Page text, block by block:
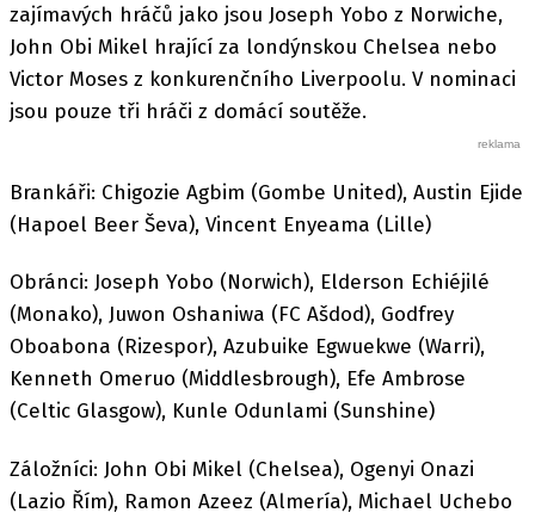
zajímavých hráčů jako jsou Joseph Yobo z Norwiche,
John Obi Mikel hrající za londýnskou Chelsea nebo
Victor Moses z konkurenčního Liverpoolu. V nominaci
jsou pouze tři hráči z domácí soutěže.
Brankáři: Chigozie Agbim (Gombe United), Austin Ejide
(Hapoel Beer Ševa), Vincent Enyeama (Lille)
Obránci: Joseph Yobo (Norwich), Elderson Echiéjilé
(Monako), Juwon Oshaniwa (FC Ašdod), Godfrey
Oboabona (Rizespor), Azubuike Egwuekwe (Warri),
Kenneth Omeruo (Middlesbrough), Efe Ambrose
(Celtic Glasgow), Kunle Odunlami (Sunshine)
Záložníci: John Obi Mikel (Chelsea), Ogenyi Onazi
(Lazio Řím), Ramon Azeez (Almería), Michael Uchebo